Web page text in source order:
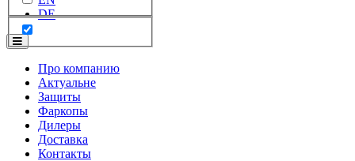
DE
Про компанию
Актуальне
Защиты
Фаркопы
Дилеры
Доставка
Контакты